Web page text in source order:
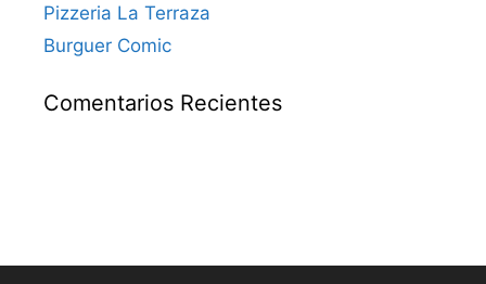
Pizzeria La Terraza
Burguer Comic
Comentarios Recientes